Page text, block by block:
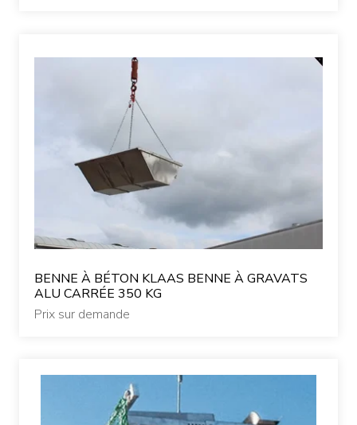
BENNE À BÉTON KLAAS BENNE À GRAVATS
ALU CARRÉE 350 KG
Prix sur demande